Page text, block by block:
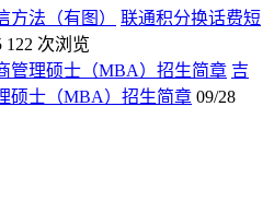
联通积分换话费短
122 次浏览
吉
硕士（MBA）招生简章 09/28